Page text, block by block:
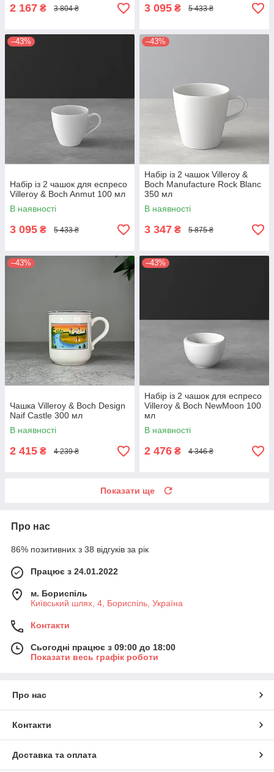
2 167 ₴ 3 804 ₴ 3 095 ₴ 5 433 ₴
–43%
Набір із 2 чашок для еспресо
Villeroy & Boch Anmut 100 мл
В наявності
3 095 ₴ 5 433 ₴
–43%
Набір із 2 чашок Villeroy &
Boch Manufacture Rock Blanc
350 мл
В наявності
3 347 ₴ 5 875 ₴
–43%
Чашка Villeroy & Boch Design
Naif Castle 300 мл
В наявності
2 415 ₴ 4 239 ₴
–43%
Набір із 2 чашок для еспресо
Villeroy & Boch NewMoon 100
мл
В наявності
2 476 ₴ 4 346 ₴
Показати ще
Про нас
86% позитивних з 38 відгуків за рік
Працює з 24.01.2022
м. Бориспіль
Київський шлях, 4, Бориспіль, Україна
Контакти
Сьогодні працює з 09:00 до 18:00
Показати весь графік роботи
Про нас
Контакти
Доставка та оплата